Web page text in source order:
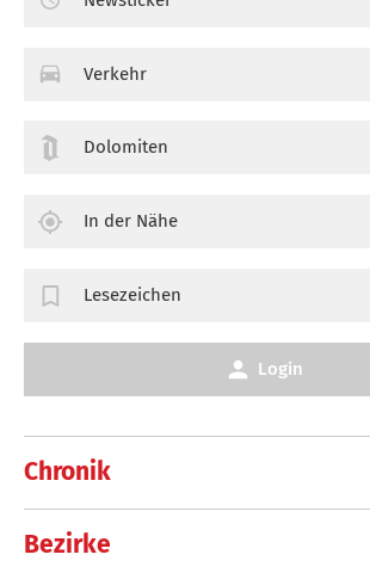
Chronik
Bezirke
Verkehr
Dolomiten
In der Nähe
Lesezeichen
Login